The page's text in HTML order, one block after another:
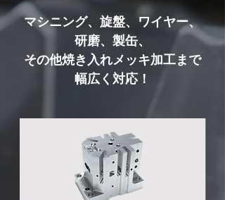
マシニング、旋盤、ワイヤー、
研磨、製缶、
その他焼き入れメッキ加工まで
幅広く対応！